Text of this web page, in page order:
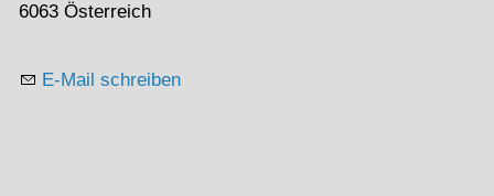
6063 Österreich
E-Mail schreiben